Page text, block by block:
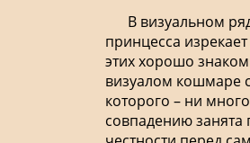
В визуальном
принцесса
этих хорошо
визуалом кошмаре
которого – ни
совпадению занята